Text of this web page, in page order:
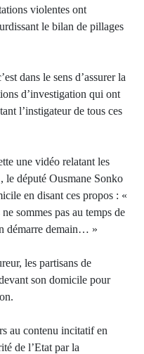
violentes ont
le bilan de pillages
dans le sens d’assurer la
d’investigation qui ont
l’instigateur de tous ces
une vidéo relatant les
le député Ousmane Sonko
en disant ces propos : «
sommes pas au temps de
démarre demain… »
les partisans de
son domicile pour
au contenu incitatif en
de l’Etat par la